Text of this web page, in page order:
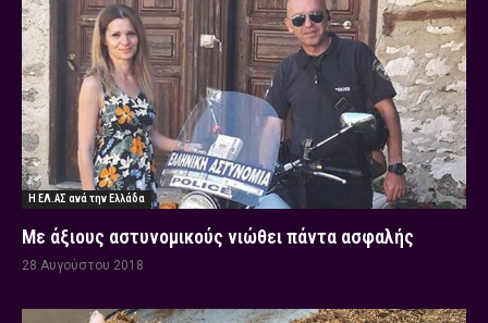
Η ΕΛ.ΑΣ ανά την Ελλάδα
Με άξιους αστυνομικούς νιώθει πάντα ασφαλής
28 Αυγούστου 2018